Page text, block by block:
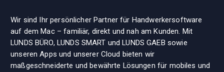
Wir sind Ihr persönlicher Partner für Handwerkersoftware
auf dem Mac – familiär, direkt und nah am Kunden. Mit
LUNDS BÜRO, LUNDS SMART und LUNDS GAEB sowie
unseren Apps und unserer Cloud bieten wir
maßgeschneiderte und bewährte Lösungen für mobiles und